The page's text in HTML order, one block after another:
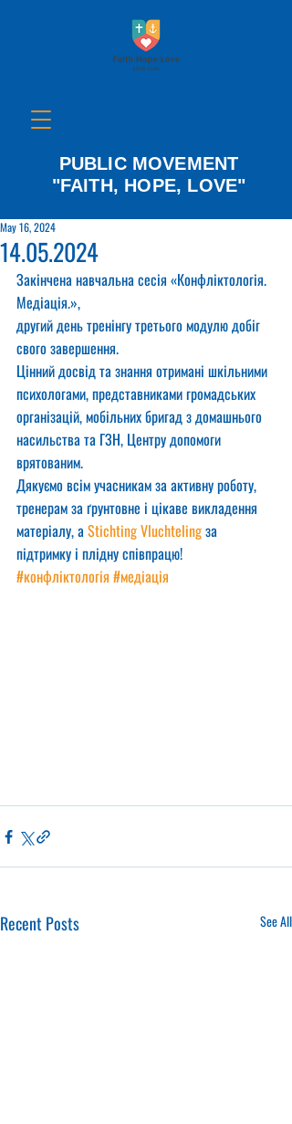
PUBLIC MOVEMENT
"FAITH, HOPE, LOVE"
14.05.2024
May 16, 2024
Закінчена навчальна сесія «Конфліктологія.
Медіація.»,
другий день тренінгу третього модулю добіг
свого завершення.
Цінний досвід та знання отримані шкільними
психологами, представниками громадських
організацій, мобільних бригад з домашнього
насильства та ГЗН, Центру допомоги
врятованим.
Дякуємо всім учасникам за активну роботу,
тренерам за ґрунтовне і цікаве викладення
матеріалу, а Stichting Vluchteling за
підтримку і плідну співпрацю!
#конфліктологія #медіація
Recent Posts See All